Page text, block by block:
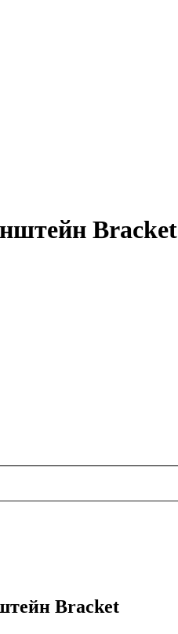
Bracket
Bracket